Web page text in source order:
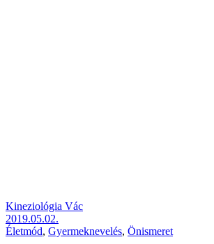
Kineziológia Vác
2019.05.02.
Életmód, Gyermeknevelés, Önismeret